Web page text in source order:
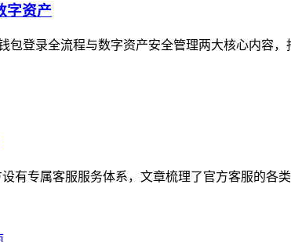
字资产
包登录全流程与数字资产安全管理两大核心内容
有专属客服服务体系，文章梳理了官方客服的各